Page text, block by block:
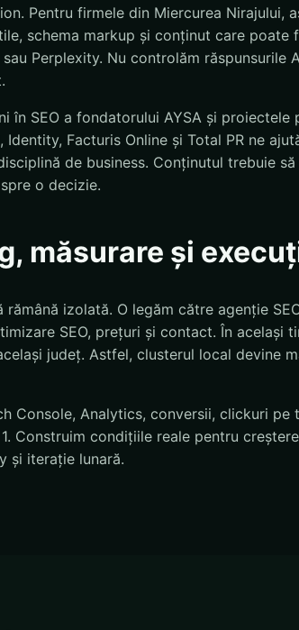
Pentru firmele din Miercurea Nirajului,
schema markup și conținut care poate
sau Perplexity. Nu controlăm răspunsurile
în SEO a fondatorului AYSA și proiectele
Identity, Facturis Online și Total PR ne
de business. Conținutul trebuie să
o decizie.
măsurare și
izolată. O legăm către agenție
SEO, prețuri și contact. În același
județ. Astfel, clusterul local devine
Console, Analytics, conversii, clickuri
Construim condițiile reale pentru
și iterație lunară.